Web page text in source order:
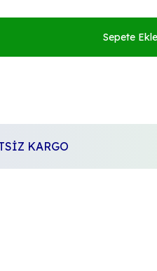
Sepete Ekle
KARGO